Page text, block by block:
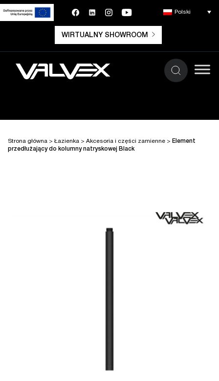
WIRTUALNY SHOWROOM
Polski
Strona główna > Łazienka > Akcesoria i części zamienne > Element
przedłużający do kolumny natryskowej Black